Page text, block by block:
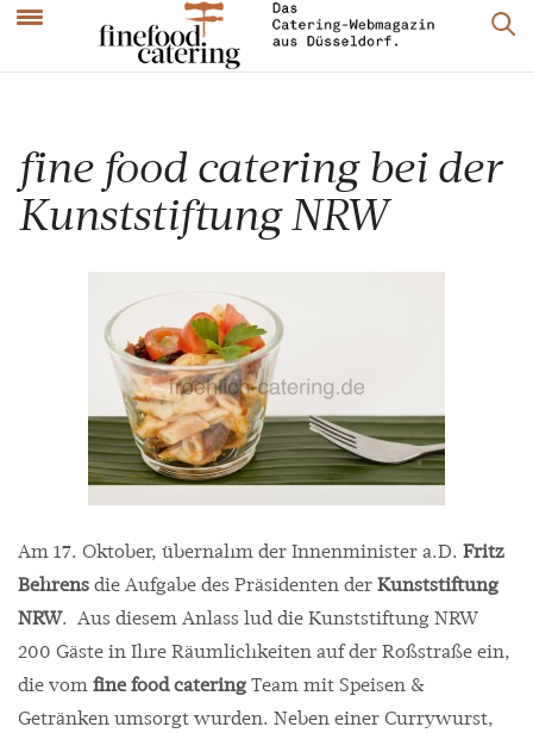
fine food catering bei der
Kunststiftung NRW
Am 17. Oktober, übernahm der Innenminister a.D. Fritz
Behrens die Aufgabe des Präsidenten der Kunststiftung
NRW. Aus diesem Anlass lud die Kunststiftung NRW
200 Gäste in Ihre Räumlichkeiten auf der Roßstraße ein,
die vom fine food catering Team mit Speisen &
Getränken umsorgt wurden. Neben einer Currywurst,